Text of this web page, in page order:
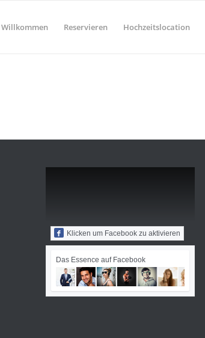
Willkommen Reservieren Hochzeitslocation
Klicken um Facebook zu aktivieren
Das Essence auf Facebook